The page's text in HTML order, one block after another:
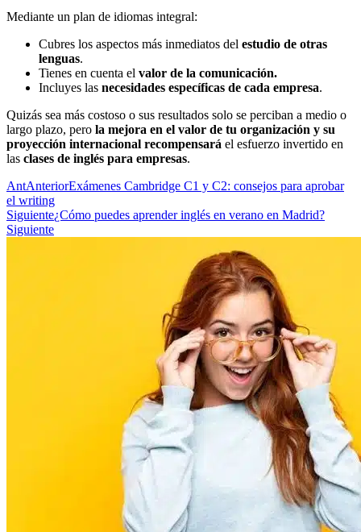
Mediante un plan de idiomas integral:
Cubres los aspectos más inmediatos del estudio de otras
lenguas.
Tienes en cuenta el valor de la comunicación.
Incluyes las necesidades específicas de cada empresa.
Quizás sea más costoso o sus resultados solo se perciban a medio o
largo plazo, pero la mejora en el valor de tu organización y su
proyección internacional recompensará el esfuerzo invertido en
las clases de inglés para empresas.
AntAnteriorExámenes Cambridge C1 y C2: consejos para aprobar
el writing
Siguiente¿Cómo puedes aprender inglés en verano en Madrid?
Siguiente